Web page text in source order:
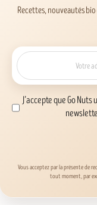
Recettes, nouveautés
J’accepte que Go
tout moment, par